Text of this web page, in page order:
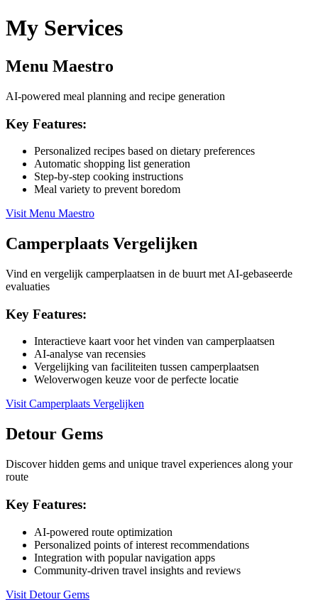
My Services
Menu Maestro
AI-powered meal planning and recipe generation
Key Features:
Personalized recipes based on dietary preferences
Automatic shopping list generation
Step-by-step cooking instructions
Meal variety to prevent boredom
Visit Menu Maestro
Camperplaats Vergelijken
Vind en vergelijk camperplaatsen in de buurt met AI-gebaseerde
evaluaties
Key Features:
Interactieve kaart voor het vinden van camperplaatsen
AI-analyse van recensies
Vergelijking van faciliteiten tussen camperplaatsen
Weloverwogen keuze voor de perfecte locatie
VisitCamperplaats Vergelijken
Detour Gems
Discover hidden gems and unique travel experiences along your
route
Key Features:
AI-powered route optimization
Personalized points of interest recommendations
Integration with popular navigation apps
Community-driven travel insights and reviews
Visit Detour Gems